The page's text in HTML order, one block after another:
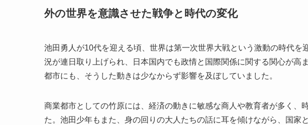
外の世界を意識させた戦争と時代の変化
池田勇人が10代を迎える頃、世界は第一次世界大戦という激動の時代を
況が連日取り上げられ、日本国内でも政情と国際関係に関する関心が高
都市にも、そうした動きは少なからず影響を及ぼしていました。
商業都市としての竹原には、経済の動きに敏感な商人や教育者が多く、
た。池田少年もまた、身の回りの大人たちの話に耳を傾けながら、国家